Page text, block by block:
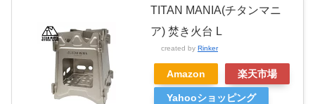
TITAN MANIA(チタンマニ
ア) 焚き火台 L
created by Rinker
Amazon 楽天市場
Yahooショッピング